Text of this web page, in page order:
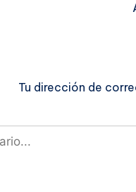
Tu dirección de